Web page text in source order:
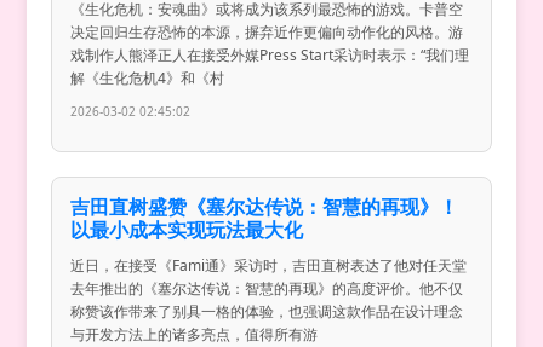
《生化危机：安魂曲》或将成为该系列最恐怖的游戏。卡普空
决定回归生存恐怖的本源，摒弃近作更偏向动作化的风格。游
戏制作人熊泽正人在接受外媒Press Start采访时表示：“我们理
解《生化危机4》和《村
2026-03-02 02:45:02
吉田直树盛赞《塞尔达传说：智慧的再现》！
以最小成本实现玩法最大化
近日，在接受《Fami通》采访时，吉田直树表达了他对任天堂
去年推出的《塞尔达传说：智慧的再现》的高度评价。他不仅
称赞该作带来了别具一格的体验，也强调这款作品在设计理念
与开发方法上的诸多亮点，值得所有游